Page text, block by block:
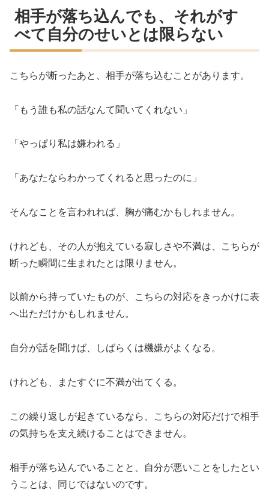
相手が落ち込んでも、それがす
べて自分のせいとは限らない
こちらが断ったあと、相手が落ち込むことがあります。
「もう誰も私の話なんて聞いてくれない」
「やっぱり私は嫌われる」
「あなたならわかってくれると思ったのに」
そんなことを言われれば、胸が痛むかもしれません。
けれども、その人が抱えている寂しさや不満は、こちらが
断った瞬間に生まれたとは限りません。
以前から持っていたものが、こちらの対応をきっかけに表
へ出ただけかもしれません。
自分が話を聞けば、しばらくは機嫌がよくなる。
けれども、またすぐに不満が出てくる。
この繰り返しが起きているなら、こちらの対応だけで相手
の気持ちを支え続けることはできません。
相手が落ち込んでいることと、自分が悪いことをしたとい
うことは、同じではないのです。